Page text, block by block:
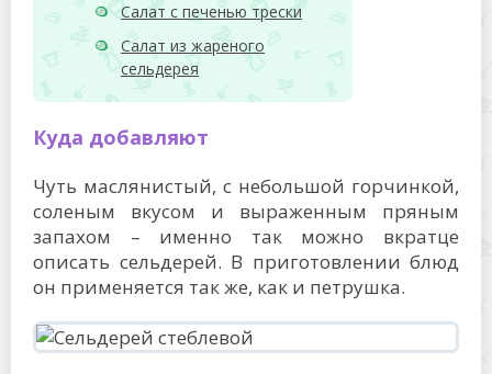
Салат с печенью трески
Салат из жареного
сельдерея
Куда добавляют
Чуть маслянистый, с небольшой горчинкой,
соленым вкусом и выраженным пряным
запахом – именно так можно вкратце
описать сельдерей. В приготовлении блюд
он применяется так же, как и петрушка.